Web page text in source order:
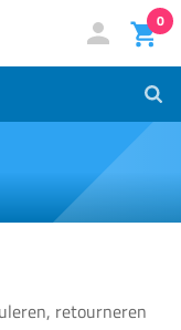
Mijn account
Inloggen
0
retourneren